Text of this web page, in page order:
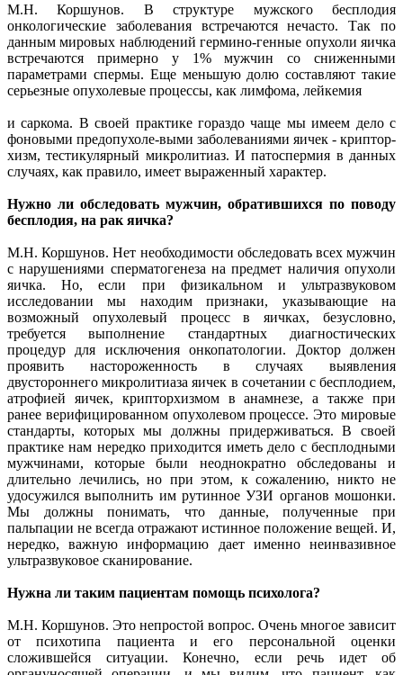
М.Н. Коршунов. В структуре мужского бесплодия
онкологические заболевания встречаются нечасто. Так по
данным мировых наблюдений гермино-генные опухоли яичка
встречаются примерно у 1% мужчин со сниженными
параметрами спермы. Еще меньшую долю составляют такие
серьезные опухолевые процессы, как лимфома, лейкемия
и саркома. В своей практике гораздо чаще мы имеем дело с
фоновыми предопухоле-выми заболеваниями яичек - криптор-
хизм, тестикулярный микролитиаз. И патоспермия в данных
случаях, как правило, имеет выраженный характер.
Нужно ли обследовать мужчин, обратившихся по поводу
бесплодия, на рак яичка?
М.Н. Коршунов. Нет необходимости обследовать всех мужчин
с нарушениями сперматогенеза на предмет наличия опухоли
яичка. Но, если при физикальном и ультразвуковом
исследовании мы находим признаки, указывающие на
возможный опухолевый процесс в яичках, безусловно,
требуется выполнение стандартных диагностических
процедур для исключения онкопатологии. Доктор должен
проявить настороженность в случаях выявления
двустороннего микролитиаза яичек в сочетании с бесплодием,
атрофией яичек, крипторхизмом в анамнезе, а также при
ранее верифицированном опухолевом процессе. Это мировые
стандарты, которых мы должны придерживаться. В своей
практике нам нередко приходится иметь дело с бесплодными
мужчинами, которые были неоднократно обследованы и
длительно лечились, но при этом, к сожалению, никто не
удосужился выполнить им рутинное УЗИ органов мошонки.
Мы должны понимать, что данные, полученные при
пальпации не всегда отражают истинное положение вещей. И,
нередко, важную информацию дает именно неинвазивное
ультразвуковое сканирование.
Нужна ли таким пациентам помощь психолога?
М.Н. Коршунов. Это непростой вопрос. Очень многое зависит
от психотипа пациента и его персональной оценки
сложившейся ситуации. Конечно, если речь идет об